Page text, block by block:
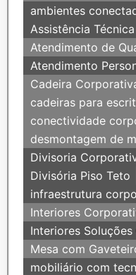
ambientes
Assistência Técnica
Atendimento de
Atendimento
Cadeira
cadeiras para
conectividade
desmontagem de
Divisoria
Divisória Piso Teto
infraestrutura
Interiores
Interiores
Mesa com
mobiliário com